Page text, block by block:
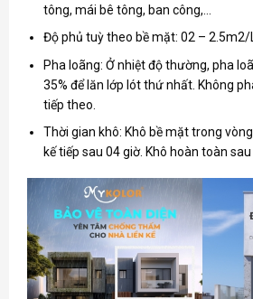
tông, mái bê tông, ban công,…
Độ phủ tuỳ theo bề mặt: 02 – 2.5m2/
Pha loãng: Ở nhiệt độ thường, pha
35% để lăn lớp lót thứ nhất. Không
tiếp theo.
Thời gian khô: Khô bề mặt trong
kế tiếp sau 04 giờ. Khô hoàn toàn sau